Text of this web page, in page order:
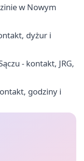
w Nowym
dyżur i
- kontakt, JRG,
godziny i